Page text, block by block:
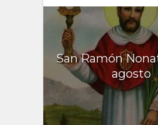
San Ramón
agosto